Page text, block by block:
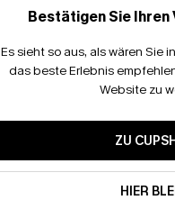
Bestätigen Sie
Es sieht so aus, als wären Sie in
das beste Erlebnis
Website zu
ZU
HIER